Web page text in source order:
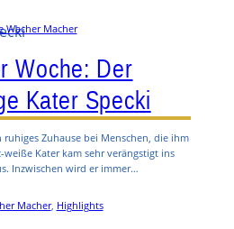
Wacher Macher
Woche: Der
Kater Specki
ruhiges Zuhause bei Menschen, die ihm
weiße Kater kam sehr verängstigt ins
Inzwischen wird er immer…
Macher, Highlights